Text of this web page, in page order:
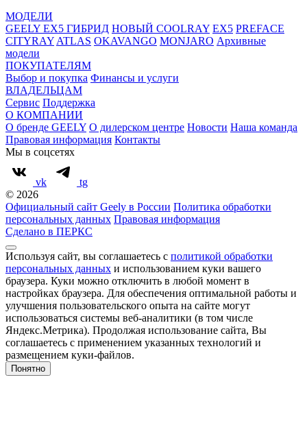
МОДЕЛИ
GEELY EX5 ГИБРИД НОВЫЙ COOLRAY EX5 PREFACE
CITYRAY ATLAS OKAVANGO MONJARO Архивные
модели
ПОКУПАТЕЛЯМ
Выбор и покупка Финансы и услуги
ВЛАДЕЛЬЦАМ
Сервис Поддержка
О КОМПАНИИ
О бренде GEELY О дилерском центре Новости Наша команда
Правовая информация Контакты
Мы в соцсетях
vk
tg
© 2026
Официальный сайт Geely в России Политика обработки
персональных данных Правовая информация
Сделано в ПЕРКС
Используя сайт, вы соглашаетесь с политикой обработки
персональных данных и использованием куки вашего
браузера. Куки можно отключить в любой момент в
настройках браузера. Для обеспечения оптимальной работы и
улучшения пользовательского опыта на сайте могут
использоваться системы веб-аналитики (в том числе
Яндекс.Метрика). Продолжая использование сайта, Вы
соглашаетесь с применением указанных технологий и
размещением куки-файлов.
Понятно